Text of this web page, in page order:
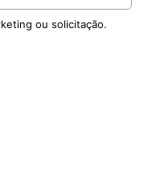
ou solicitação.